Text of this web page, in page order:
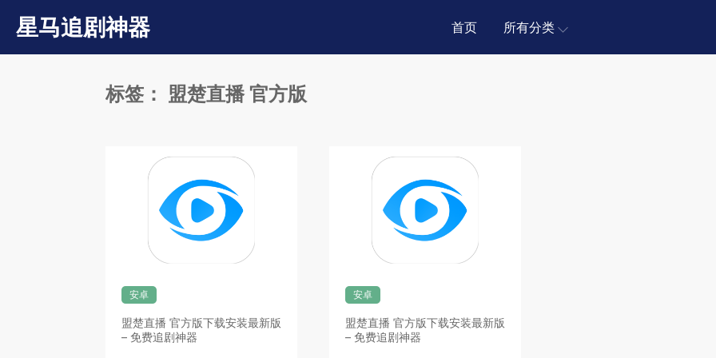
星马追剧神器 首页 所有分类
标签： 盟楚直播 官方版
安卓
盟楚直播 官方版下载安装最新版
– 免费追剧神器
安卓
盟楚直播 官方版下载安装最新版
– 免费追剧神器